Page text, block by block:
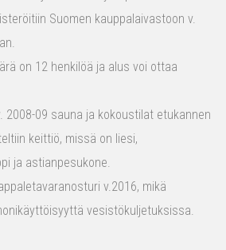
Suomen kauppalaivastoon v.
on 12 henkilöä ja alus voi ottaa
2008-09 sauna ja kokoustilat etukannen
keittiö, missä on liesi,
ja astianpesukone.
v.2016, mikä
vesistökuljetuksissa.